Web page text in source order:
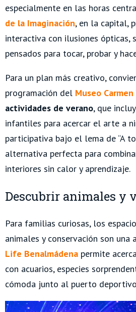
especialmente en las horas
de la Imaginación, en la capital,
interactiva con ilusiones ópticas,
pensados para tocar, probar y
Para un plan más creativo,
programación del Museo
actividades de verano, que
infantiles para acercar el arte a
participativa bajo el lema de “A
alternativa perfecta para
interiores sin calor y aprendizaje.
Descubrir animales y
Para familias curiosas, los
animales y conservación son una
Life Benalmádena permite
con acuarios, especies
cómoda junto al puerto